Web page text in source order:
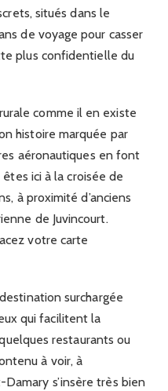
situés dans le
de voyage pour casser
plus confidentielle du
comme il en existe
histoire marquée par
aéronautiques en font
ici à la croisée de
à proximité d’anciens
de Juvincourt.
votre carte
surchargée
qui facilitent la
restaurants ou
à voir, à
s’insère très bien